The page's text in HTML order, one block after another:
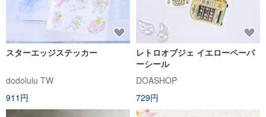
スターエッジステッカー
dodolulu TW
911円
レトロオブジェ イエローペーパ
ーシール
DOASHOP
729円